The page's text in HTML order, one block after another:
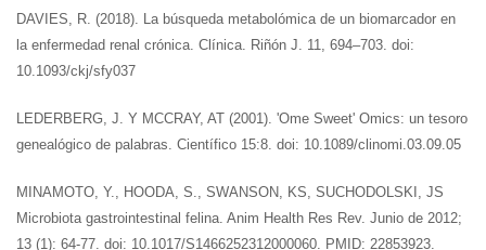
DAVIES, R. (2018). La búsqueda metabolómica de un biomarcador en
la enfermedad renal crónica. Clínica. Riñón J. 11, 694–703. doi:
10.1093/ckj/sfy037
LEDERBERG, J. Y MCCRAY, AT (2001). 'Ome Sweet' Omics: un tesoro
genealógico de palabras. Científico 15:8. doi: 10.1089/clinomi.03.09.05
MINAMOTO, Y., HOODA, S., SWANSON, KS, SUCHODOLSKI, JS
Microbiota gastrointestinal felina. Anim Health Res Rev. Junio de 2012;
13 (1): 64-77. doi: 10.1017/S1466252312000060. PMID: 22853923.